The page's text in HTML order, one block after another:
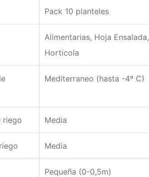
Pack 10 planteles
Alimentarias, Hoja Ensalada,
Horticola
Mediterraneo (hasta -4º C)
riego Media
Media
Pequeña (0-0,5m)